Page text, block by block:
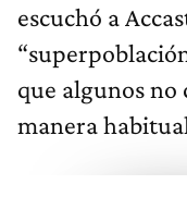
escuchó a
que algunos no
manera